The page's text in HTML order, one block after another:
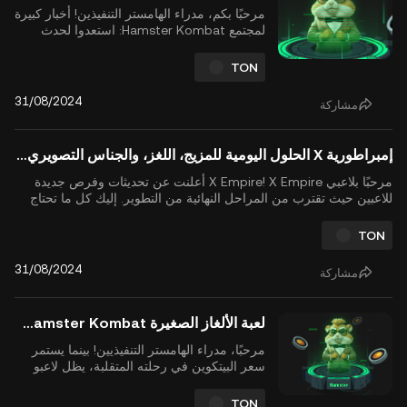
مرحبًا بكم، مدراء الهامستر التنفيذين! أخبار كبيرة
لمجتمع Hamster Kombat: استعدوا لحدث
الكبير، تأكد من أنك تحقق أقصى استفادة من
مكافآت اللعبة من خلال المشاركة في تحدي
Daily Combo ومهام يومية أخرى. أدناه، ستجد
البطاقات ال...
TON
مشاركة 31/08/2024
إمبراطورية X الحلول اليومية للمزيج، اللغز، والجناس التصويري، 31 أغسطس 2024
مرحبًا بلاعبي X Empire! X Empire أعلنت عن تحديثات وفرص جديدة
للاعبين حيث تقترب من المراحل النهائية من التطوير. إليك كل ما تحتاج
الشخصيات الجديدة والإعلان الهام عن ح...
TON
مشاركة 31/08/2024
لعبة الألغاز الصغيرة Hamster Kombat تم حلها، 31 أغسطس 2024
مرحبًا، مدراء الهامستر التنفيذيين! بينما يستمر
سعر البيتكوين في رحلته المتقلبة، يظل لاعبو
TON